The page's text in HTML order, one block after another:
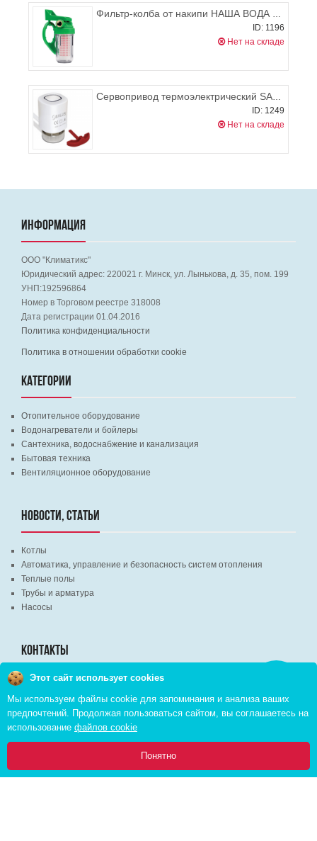
Главная Каталог Инфо Избранное Корзина:
Фильтр-колба от накипи НАША ВОДА Ecozon-200 для бойлеров и котлов
ID: 1196
Нет на складе
Сервопривод термоэлектрический SALUS T30NC M30x1,5
ID: 1249
Нет на складе
ИНФОРМАЦИЯ
ООО "Климатикс"
Юридический адрес: 220021 г. Минск, ул. Лынькова, д. 35, пом. 199
УНП:192596864
Номер в Торговом реестре 318008
Дата регистрации 01.04.2016
Политика конфиденциальности
Политика в отношении обработки cookie
КАТЕГОРИИ
Отопительное оборудование
Водонагреватели и бойлеры
Сантехника, водоснабжение и канализация
Бытовая техника
Вентиляционное оборудование
НОВОСТИ, СТАТЬИ
Котлы
Автоматика, управление и безопасность систем отопления
Теплые полы
Трубы и арматура
Насосы
КОНТАКТЫ
г. Минск, ВЦ "Экспобел", строительный рынок, павильон № 8c
г. Минск, ул. М. Лынькова, д. 35, пом. 199
+375 (29) 110-46-46 (А1)
+375 (29) 373-90-16 (A1)
Этот сайт использует cookies
Мы используем файлы cookie для запоминания и анализа ваших
предпочтений. Продолжая пользоваться сайтом, вы соглашаетесь на
использование файлов cookie
Понятно